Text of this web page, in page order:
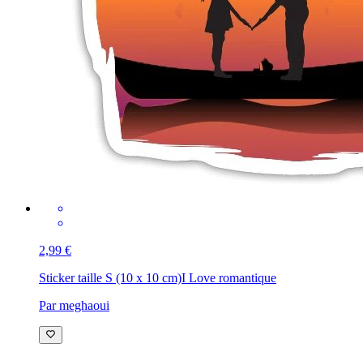
2,99 €
Sticker taille S (10 x 10 cm)I Love romantique
Par meghaoui